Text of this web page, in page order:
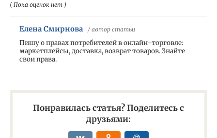
( Пока оценок нет )
Елена Смирнова / автор статьи
Пишу о правах потребителей в онлайн-торговле:
маркетплейсы, доставка, возврат товаров. Знайте
свои права.
Понравилась статья? Поделитесь с
друзьями: